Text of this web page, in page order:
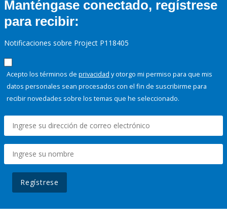
Manténgase conectado, regístrese
para recibir:
Notificaciones sobre Project P118405
Acepto los términos de privacidad y otorgo mi permiso para que mis
datos personales sean procesados con el fin de suscribirme para
recibir novedades sobre los temas que he seleccionado.
Regístrese